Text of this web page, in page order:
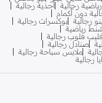
رجالية أحذية رجالية
دون أكمام
رجالية بوكسرات رجالية
رياضية
فلوب رجالية
صنادل رجالية
ملابس سباحة رجالية
رجالية